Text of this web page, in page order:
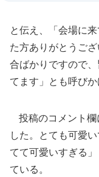
と伝え、「会場に
た方ありがとうご
合ばかりですので
てます」とも呼びか
投稿のコメント欄
した。とても可愛
てて可愛いすぎる
ている。